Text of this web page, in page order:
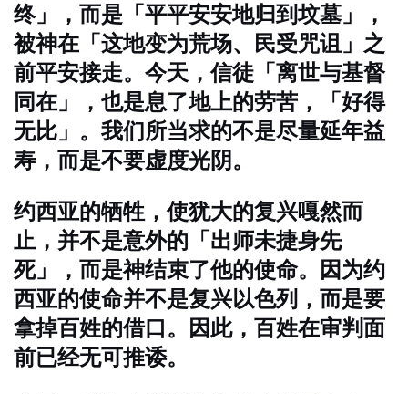
终」，而是「平平安安地归到坟墓」，
被神在「这地变为荒场、民受咒诅」之
前平安接走。今天，信徒「离世与基督
同在」，也是息了地上的劳苦，「好得
无比」。我们所当求的不是尽量延年益
寿，而是不要虚度光阴。
约西亚的牺牲，使犹大的复兴嘎然而
止，并不是意外的「出师未捷身先
死」，而是神结束了他的使命。因为约
西亚的使命并不是复兴以色列，而是要
拿掉百姓的借口。因此，百姓在审判面
前已经无可推诿。